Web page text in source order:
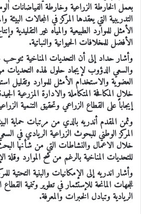
بعمل الخارطة الزراعية وخارطة الفياضانات
التدريبية التي يعقدها المركز في المجالات البيئة
الأمثل للموارد الطبيعية والمياه غير التقليدية
الأفضل للمخلافات الحيوانية والنباتية.
وأشار حداد إلى أن التحديات المناخية تتوحب
والسعي الدؤوب لإيجاد حلول لهذه التحديات
العضوية والاستخدام الأمثل للموارد وتقليل
خلال المكافحة المتكاملة والادارة المزرعية
إيجاباً على القطاع الزراعي وتحقيق التنمية
وثمن المقدم أندريه بالدي من مرتبات حماية
المركز الوطني للبحوث الزراعية الريادي في
خلال الاعمال والنشاطات التي من شأنها
للتحديات المناخية بالرغم من شح الموارد وقلة
وأشار اندريه إلى الإمكانيات والبنية التحتية
للجهات المانحة للإستثمار في تطوير وتنمية
الريادية وتبادل الخبرات والمعرفة.